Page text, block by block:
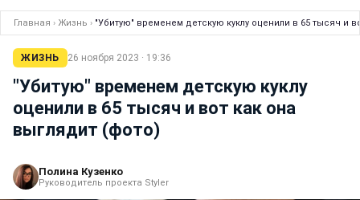
Главная › Жизнь › "Убитую" временем детскую куклу оценили в 65 тысяч и
ЖИЗНЬ 26 ноября 2023 · 19:36
"Убитую" временем детскую куклу
оценили в 65 тысяч и вот как она
выглядит (фото)
Полина Кузенко
Руководитель проекта Styler